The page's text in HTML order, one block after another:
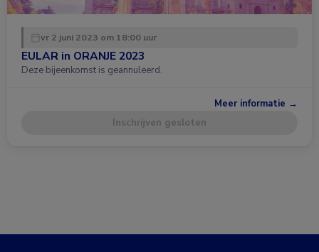
vr 2 juni 2023 om 18:00 uur
EULAR in ORANJE 2023
Deze bijeenkomst is geannuleerd.
Meer informatie →
Inschrijven gesloten